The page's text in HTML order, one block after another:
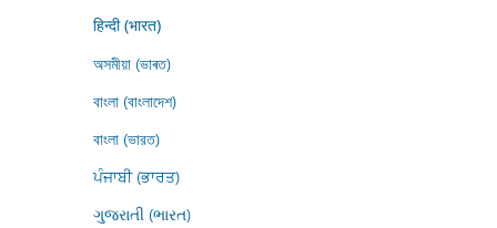
हिन्दी (भारत)
অসমীয়া (ভাৰত)
বাংলা (বাংলাদেশ)
বাংলা (ভারত)
ਪੰਜਾਬੀ (ਭਾਰਤ)
ગુજરાતી (ભારત)